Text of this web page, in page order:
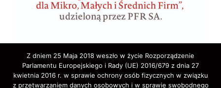
Z dniem 25 Maja 2018 weszło w życie Rozporządzenie
Parlamentu Europejskiego i Rady (UE) 2016/679 z dnia 27
kwietnia 2016 r. w sprawie ochrony osób fizycznych w związku
z przetwarzaniem danych osobowych i w sprawie swobodnego